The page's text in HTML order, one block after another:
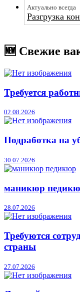
Актуально всегда
Разгрузка
🆕 Свежие
Требуется
02.08.2026
Подработка на
30.07.2026
маникюр
28.07.2026
Требуются
страны
27.07.2026